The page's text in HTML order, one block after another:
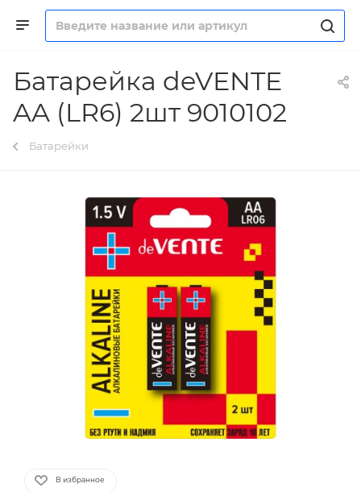
Батарейка deVENTE
AA (LR6) 2шт 9010102
Батарейки
В избранное